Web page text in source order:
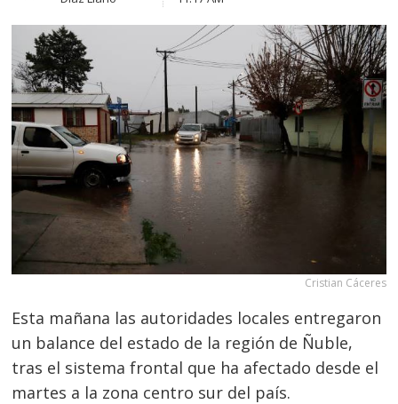
Cristian Cáceres
Esta mañana las autoridades locales entregaron
un balance del estado de la región de Ñuble,
tras el sistema frontal que ha afectado desde el
martes a la zona centro sur del país.